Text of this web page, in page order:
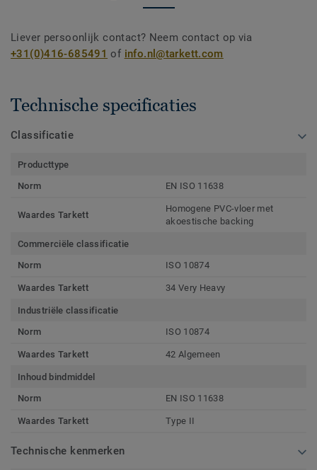
Liever persoonlijk contact? Neem contact op via
+31(0)416-685491 of info.nl@tarkett.com
Technische specificaties
Classificatie
Producttype
Norm
EN ISO 11638
Waardes Tarkett
Homogene PVC-vloer met
akoestische backing
Commerciële classificatie
Norm
ISO 10874
Waardes Tarkett 34 Very Heavy
Industriële classificatie
Norm
ISO 10874
Waardes Tarkett 42 Algemeen
Inhoud bindmiddel
Norm
EN ISO 11638
Waardes Tarkett Type II
Technische kenmerken